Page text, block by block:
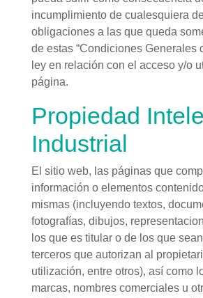
incumplimiento de cualesquiera
obligaciones a las que queda
de estas “Condiciones Generales
ley en relación con el acceso y/o
página.
Propiedad
Industrial
El sitio web, las páginas que
información o elementos
mismas (incluyendo textos,
fotografías, dibujos,
los que es titular o de los que
terceros que autorizan al
utilización, entre otros), así como
marcas, nombres comerciales u